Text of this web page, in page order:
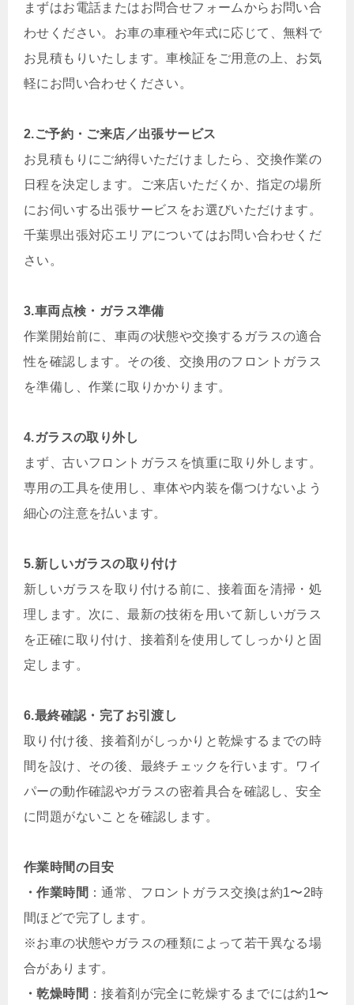
まずはお電話またはお問合せフォームからお問い合
わせください。お車の車種や年式に応じて、無料で
お見積もりいたします。車検証をご用意の上、お気
軽にお問い合わせください。
2.ご予約・ご来店／出張サービス
お見積もりにご納得いただけましたら、交換作業の
日程を決定します。ご来店いただくか、指定の場所
にお伺いする出張サービスをお選びいただけます。
千葉県出張対応エリアについてはお問い合わせくだ
さい。
3.車両点検・ガラス準備
作業開始前に、車両の状態や交換するガラスの適合
性を確認します。その後、交換用のフロントガラス
を準備し、作業に取りかかります。
4.ガラスの取り外し
まず、古いフロントガラスを慎重に取り外します。
専用の工具を使用し、車体や内装を傷つけないよう
細心の注意を払います。
5.新しいガラスの取り付け
新しいガラスを取り付ける前に、接着面を清掃・処
理します。次に、最新の技術を用いて新しいガラス
を正確に取り付け、接着剤を使用してしっかりと固
定します。
6.最終確認・完了お引渡し
取り付け後、接着剤がしっかりと乾燥するまでの時
間を設け、その後、最終チェックを行います。ワイ
パーの動作確認やガラスの密着具合を確認し、安全
に問題がないことを確認します。
作業時間の目安
・作業時間 ：通常、フロントガラス交換は約1〜2時
間ほどで完了します。
※お車の状態やガラスの種類によって若干異なる場
合があります。
・乾燥時間 ：接着剤が完全に乾燥するまでには約1〜